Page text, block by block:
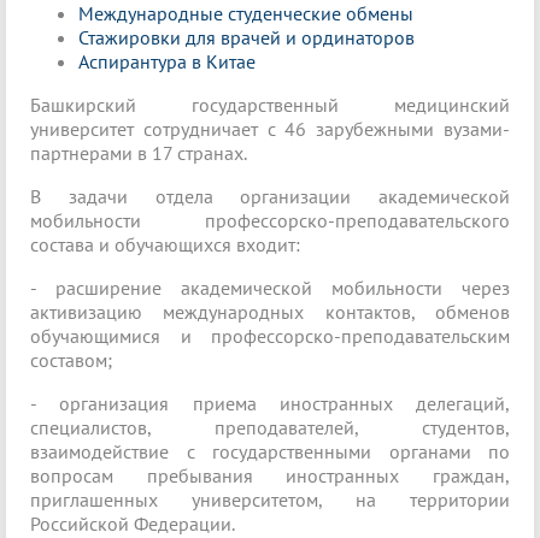
Международные студенческие обмены
Стажировки для врачей и ординаторов
Аспирантура в Китае
Башкирский государственный медицинский
университет сотрудничает с 46 зарубежными вузами-
партнерами в 17 странах.
В задачи отдела организации академической
мобильности профессорско-преподавательского
состава и обучающихся входит:
- расширение академической мобильности через
активизацию международных контактов, обменов
обучающимися и профессорско-преподавательским
составом;
- организация приема иностранных делегаций,
специалистов, преподавателей, студентов,
взаимодействие с государственными органами по
вопросам пребывания иностранных граждан,
приглашенных университетом, на территории
Российской Федерации.